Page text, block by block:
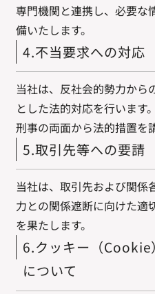
専門機関と連携し、必要な
備いたします。
4.不当要求への対応
当社は、反社会的勢力から
とした法的対応を行います
刑事の両面から法的措置を
5.取引先等への要請
当社は、取引先および関係
力との関係遮断に向けた適
を果たします。
6.クッキー（Cookie
について